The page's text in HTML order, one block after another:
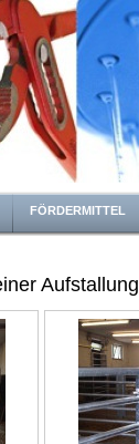
FÖRDERMITTEL
Aufstallung